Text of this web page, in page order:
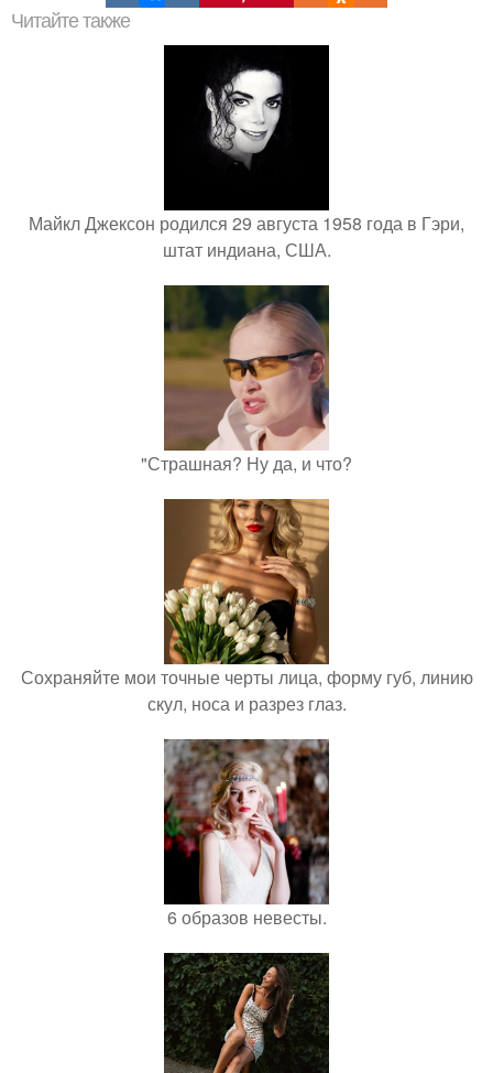
Читайте также
Майкл Джексон родился 29 августа 1958 года в Гэри,
штат индиана, США.
"Страшная? Ну да, и что?
Сохраняйте мои точные черты лица, форму губ, линию
скул, носа и разрез глаз.
6 образов невесты.